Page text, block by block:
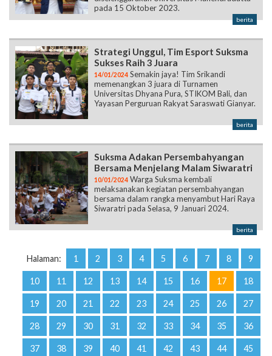
pada 15 Oktober 2023.
berita
Strategi Unggul, Tim Esport Suksma
Sukses Raih 3 Juara
14/01/2024 Semakin jaya! Tim Srikandi
memenangkan 3 juara di Turnamen
Universitas Dhyana Pura, STIKOM Bali, dan
Yayasan Perguruan Rakyat Saraswati Gianyar.
berita
Suksma Adakan Persembahyangan
Bersama Menjelang Malam Siwaratri
10/01/2024 Warga Suksma kembali
melaksanakan kegiatan persembahyangan
bersama dalam rangka menyambut Hari Raya
Siwaratri pada Selasa, 9 Januari 2024.
berita
Halaman: 1 2 3 4 5 6 7 8 9
10 11 12 13 14 15 16 17 18
19 20 21 22 23 24 25 26 27
28 29 30 31 32 33 34 35 36
37 38 39 40 41 42 43 44 45